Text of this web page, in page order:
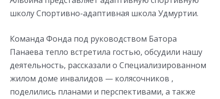
школу Спортивно-адаптивная школа Удмуртии.
Команда Фонда под руководством Батора
Панаева тепло встретила гостью, обсудили нашу
деятельность, рассказали о Специализированном
жилом доме инвалидов — колясочников ,
поделились планами и перспективами, а также